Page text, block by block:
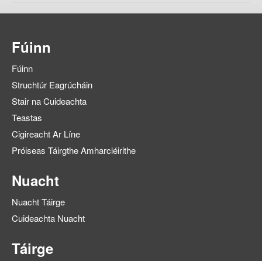
Fúinn
Fúinn
Struchtúr Eagrúcháin
Stair na Cuideachta
Teastas
Cigireacht Ar Líne
Próiseas Táirgthe Amharcléirithe
Nuacht
Nuacht Táirge
Cuideachta Nuacht
Táirge